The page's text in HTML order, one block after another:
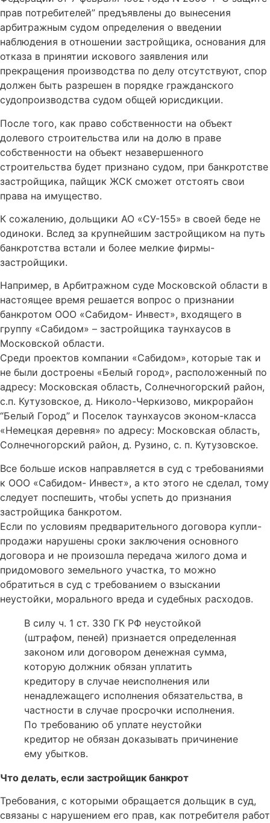
прав потребителей” предъявлены до вынесения
арбитражным судом определения о введении
наблюдения в отношении застройщика, основания для
отказа в принятии искового заявления или
прекращения производства по делу отсутствуют, спор
должен быть разрешен в порядке гражданского
судопроизводства судом общей юрисдикции.
После того, как право собственности на объект
долевого строительства или на долю в праве
собственности на объект незавершенного
строительства будет признано судом, при банкротстве
застройщика, пайщик ЖСК сможет отстоять свои
права на имущество.
К сожалению, дольщики АО «СУ-155» в своей беде не
одиноки. Вслед за крупнейшим застройщиком на путь
банкротства встали и более мелкие фирмы-
застройщики.
Например, в Арбитражном суде Московской области в
настоящее время решается вопрос о признании
банкротом ООО «Сабидом- Инвест», входящего в
группу «Сабидом» – застройщика таунхаусов в
Московской области.
Среди проектов компании «Сабидом», которые так и
не были достроены «Белый город», расположенный по
адресу: Московская область, Солнечногорский район,
с.п. Кутузовское, д. Николо-Черкизово, микрорайон
“Белый Город” и Поселок таунхаусов эконом-класса
«Немецкая деревня» по адресу: Московская область,
Солнечногорский район, д. Рузино, с. п. Кутузовское.
Все больше исков направляется в суд с требованиями
к ООО «Сабидом- Инвест», а кто этого не сделал, тому
следует поспешить, чтобы успеть до признания
застройщика банкротом.
Если по условиям предварительного договора купли-
продажи нарушены сроки заключения основного
договора и не произошла передача жилого дома и
придомового земельного участка, то можно
обратиться в суд с требованием о взыскании
неустойки, морального вреда и судебных расходов.
В силу ч. 1 ст. 330 ГК РФ неустойкой
(штрафом, пеней) признается определенная
законом или договором денежная сумма,
которую должник обязан уплатить
кредитору в случае неисполнения или
ненадлежащего исполнения обязательства, в
частности в случае просрочки исполнения.
По требованию об уплате неустойки
кредитор не обязан доказывать причинение
ему убытков.
Что делать, если застройщик банкрот
Требования, с которыми обращается дольщик в суд,
связаны с нарушением его прав, как потребителя работ